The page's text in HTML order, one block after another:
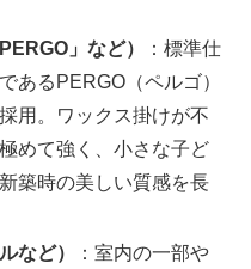
」など）
：標準仕
あるPERGO（ペルゴ）
用。ワックス掛けが不
めて強く、小さな子ど
築時の美しい質感を長
など）
：室内の一部や